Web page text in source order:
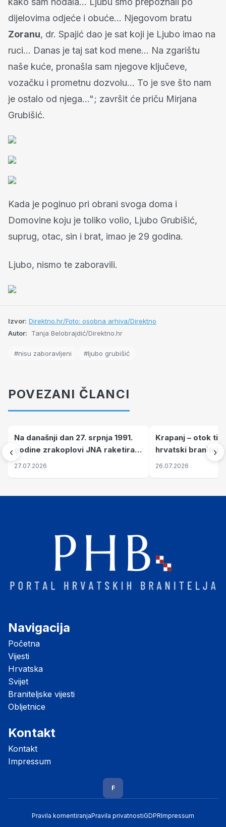
dijelovima odjeće i obuće… Njegovom bratu
Zoranu, dr. Spajić dao je sat koji je Ljubo imao na
ruci… Danas je taj sat kod mene… Na zgarištu
naše kuće, pronašla sam njegove ključeve,
vozačku i prometnu dozvolu… To je sve što nam
je ostalo od njega…"; završit će priču Mirjana
Grubišić.
Kada je poginuo pri obrani svoga doma i
Domovine koju je toliko volio, Ljubo Grubišić,
suprug, otac, sin i brat, imao je 29 godina.
Ljubo, nismo te zaboravili.
Izvor: Direktno.hr/Foto: osobna arhiva/Direktno
Autor:
Tanja Belobrajdić/Direktno.hr
#nisu zaboravljeni #ljubo grubišić
POVEZANI ČLANCI
‹
Na današnji dan 27. srpnja 1991.
godine zrakoplovi JNA raketirali
su vojarnu i obučni centar "Nikola
27.07.2026
Krapanj – otok
hrvatski branitelji
pronalaze mir
26.07.2026
›
Navigacija
Početna
Vijesti
Hrvatska
Svijet
Braniteljske vijesti
Obljetnice
Kontakt
Kontakt
Impressum
F
Pravila komentiranjaPravila privatnostiGDPRImpressum